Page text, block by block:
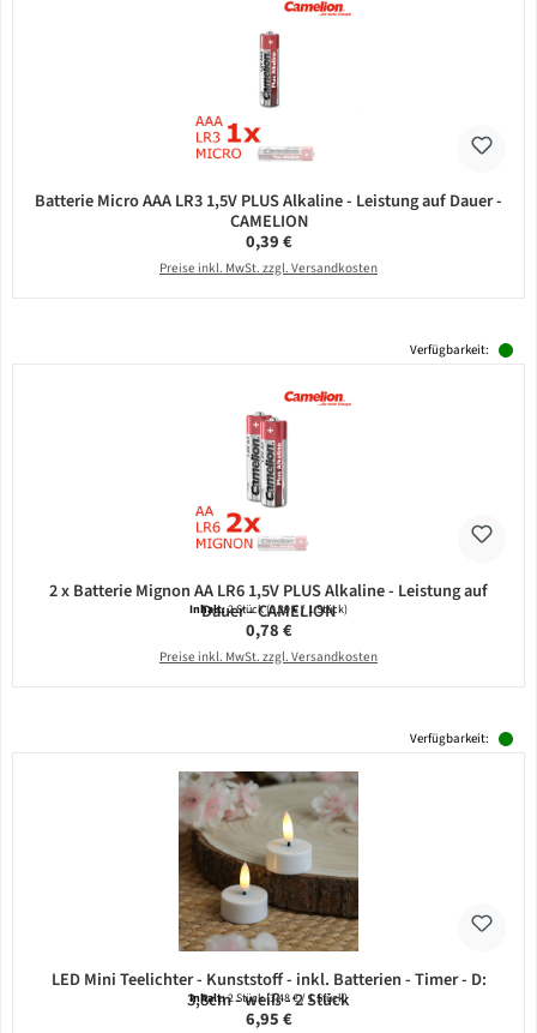
Batterie Micro AAA LR3 1,5V PLUS Alkaline - Leistung auf Dauer -
CAMELION
Regulärer Preis:
0,39 €
Preise inkl. MwSt. zzgl. Versandkosten
Verfügbarkeit:
2 x Batterie Mignon AA LR6 1,5V PLUS Alkaline - Leistung auf
Dauer - CAMELION
Inhalt:2 Stück(0,39 € / 1 Stück)
Regulärer Preis:
0,78 €
Preise inkl. MwSt. zzgl. Versandkosten
Verfügbarkeit:
LED Mini Teelichter - Kunststoff - inkl. Batterien - Timer - D:
3,8cm - weiß - 2 Stück
Inhalt:2 Stück(3,48 € / 1 Stück)
Regulärer Preis:
6,95 €